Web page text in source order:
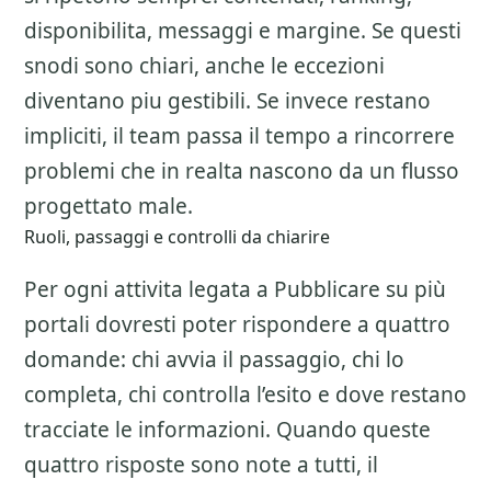
disponibilita, messaggi e margine. Se questi
snodi sono chiari, anche le eccezioni
diventano piu gestibili. Se invece restano
impliciti, il team passa il tempo a rincorrere
problemi che in realta nascono da un flusso
progettato male.
Ruoli, passaggi e controlli da chiarire
Per ogni attivita legata a Pubblicare su più
portali dovresti poter rispondere a quattro
domande: chi avvia il passaggio, chi lo
completa, chi controlla l’esito e dove restano
tracciate le informazioni. Quando queste
quattro risposte sono note a tutti, il